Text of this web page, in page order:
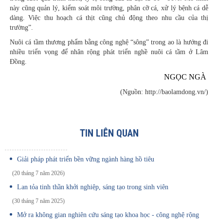
này cũng quản lý, kiểm soát môi trường, phân cỡ cá, xử lý bệnh cá dễ
dàng. Việc thu hoạch cá thịt cũng chủ động theo nhu cầu của thị
trường”.
Nuôi cá tầm thương phẩm bằng công nghệ “sông” trong ao là hướng đi
nhiều triển vọng để nhân rộng phát triển nghề nuôi cá tầm ở Lâm
Đồng.
NGỌC NGÀ
(Nguồn: http://baolamdong.vn/)
TIN LIÊN QUAN
Giải pháp phát triển bền vững ngành hàng hồ tiêu
(20 tháng 7 năm 2026)
Lan tỏa tinh thần khởi nghiệp, sáng tạo trong sinh viên
(30 tháng 7 năm 2025)
Mở ra không gian nghiên cứu sáng tạo khoa học - công nghệ rộng